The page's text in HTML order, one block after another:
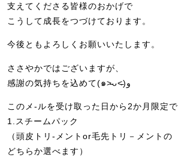
支えてくださる皆様のおかげで
こうして成長をつづけております。
今後ともよろしくお願いいたします。
ささやかではございますが、
感謝の気持ちを込めて(๑˃̵ᴗ˂̵)و
このメ-ルを受け取った日から2か月限定で
1.スチームパック
（頭皮トリ-メントor毛先トリ－メントの
どちらか選べます）